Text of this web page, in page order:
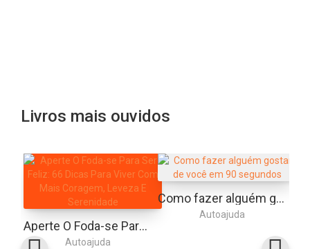
Livros mais ouvidos
Aperte O Foda-se Para Ser Feliz: 66 Dicas Para Viver Com Mais Coragem, Leveza E Serenidade
Autoajuda
Como fazer alguém gostar de você em 90 segundos
Autoajuda